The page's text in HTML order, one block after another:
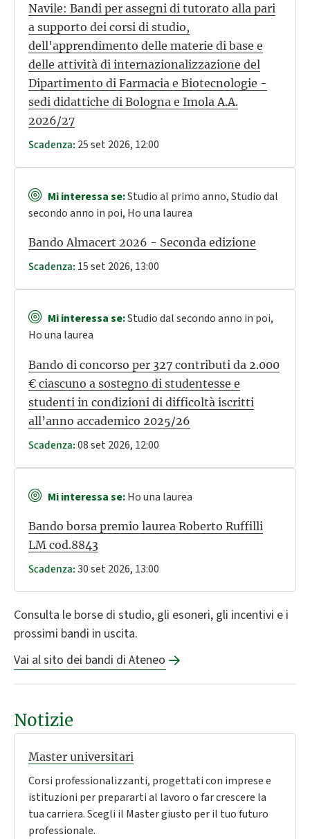
Navile: Bandi per assegni di tutorato alla pari
a supporto dei corsi di studio,
dell'apprendimento delle materie di base e
delle attività di internazionalizzazione del
Dipartimento di Farmacia e Biotecnologie -
sedi didattiche di Bologna e Imola A.A.
2026/27
Scadenza: 25 set 2026, 12:00
Mi interessa se:Studio al primo anno, Studio dal
secondo anno in poi, Ho una laurea
Bando Almacert 2026 - Seconda edizione
Scadenza: 15 set 2026, 13:00
Mi interessa se:Studio dal secondo anno in poi,
Ho una laurea
Bando di concorso per 327 contributi da 2.000
€ ciascuno a sostegno di studentesse e
studenti in condizioni di difficoltà iscritti
all’anno accademico 2025/26
Scadenza: 08 set 2026, 12:00
Mi interessa se:Ho una laurea
Bando borsa premio laurea Roberto Ruffilli
LM cod.8843
Scadenza: 30 set 2026, 13:00
Consulta le borse di studio, gli esoneri, gli incentivi e i
prossimi bandi in uscita.
Vai al sito dei bandi di Ateneo
Notizie
Master universitari
Corsi professionalizzanti, progettati con imprese e
istituzioni per prepararti al lavoro o far crescere la
tua carriera. Scegli il Master giusto per il tuo futuro
professionale.